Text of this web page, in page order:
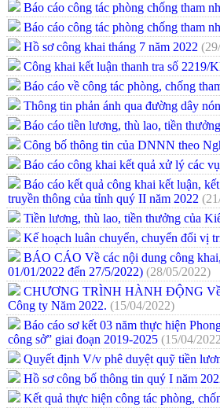
Báo cáo công tác phòng chống tham
Báo cáo công tác phòng chống tham
Hồ sơ công khai tháng 7 năm 2022
Công khai kết luận thanh tra số
Báo cáo về công tác phòng, chống
Thông tin phản ánh qua đường dây
Báo cáo tiền lương, thù lao, tiền
Công bố thông tin của DNNN theo
Báo cáo công khai kết quả xử lý các
Báo cáo kết quả công khai kết luận,
truyền thông của tỉnh quý II năm 2022
Tiền lương, thù lao, tiền thưởng của
Kế hoạch luân chuyển, chuyển đổi vị
BÁO CÁO Về các nội dung công
01/01/2022 đến 27/5/2022) (28/05/2022)
CHƯƠNG TRÌNH HÀNH ĐỘNG Về
Công ty Năm 2022. (15/04/2022)
Báo cáo sơ kết 03 năm thực hiện
công sở” giai đoạn 2019-2025 (15/04/
Quyết định V/v phê duyệt quỹ tiền
Hồ sơ công bố thông tin quý I năm
Kết quả thực hiện công tác phòng,